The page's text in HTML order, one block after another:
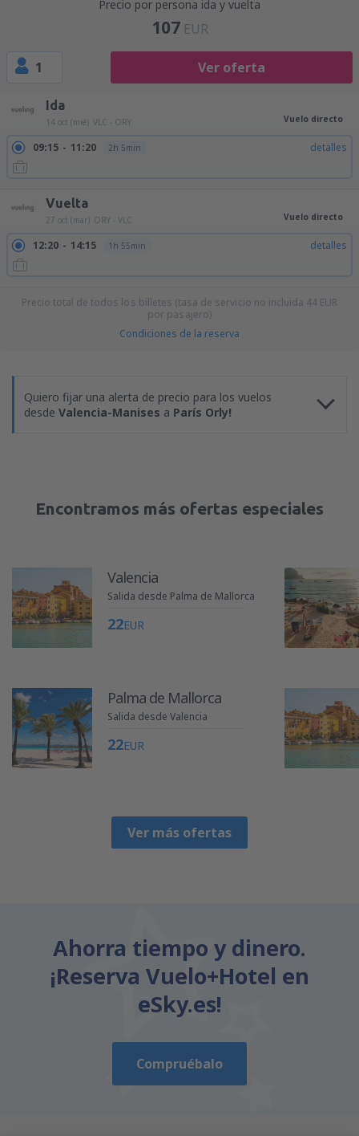
Precio por persona ida y vuelta
107 EUR
1 Ver oferta
Ida
14 oct (mié) VLC - ORY Vuelo directo
09:15 11:20 2h 5min detalles
Vuelta
27 oct (mar) ORY - VLC Vuelo directo
12:20 14:15 1h 55min detalles
Precio total de todos los billetes (tasa de servicio no incluida 44 EUR
por pasajero)
Condiciones de la reserva
Quiero fijar una alerta de precio para los vuelos
desde Valencia-Manises a París Orly!
Encontramos más ofertas especiales
Valencia
Salida desde Palma de Mallorca
22EUR
Palma de Mallorca
Salida desde Valencia
22EUR
Ver más ofertas
Ahorra tiempo y dinero.
¡Reserva Vuelo+Hotel en
eSky.es!
Compruébalo